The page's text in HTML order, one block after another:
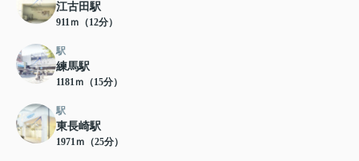
江古田駅
911ｍ（12分）
駅
練馬駅
1181ｍ（15分）
駅
東長崎駅
1971ｍ（25分）